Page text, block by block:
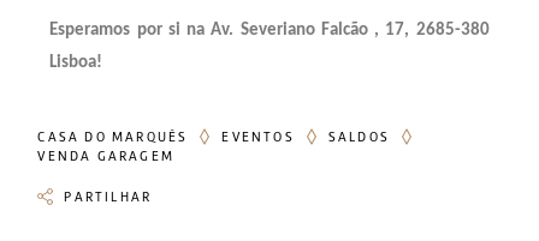
Esperamos por si na Av. Severiano Falcão , 17, 2685-380
Lisboa!
CASA DO MARQUÊS EVENTOS
SALDOS
VENDA GARAGEM
PARTILHAR